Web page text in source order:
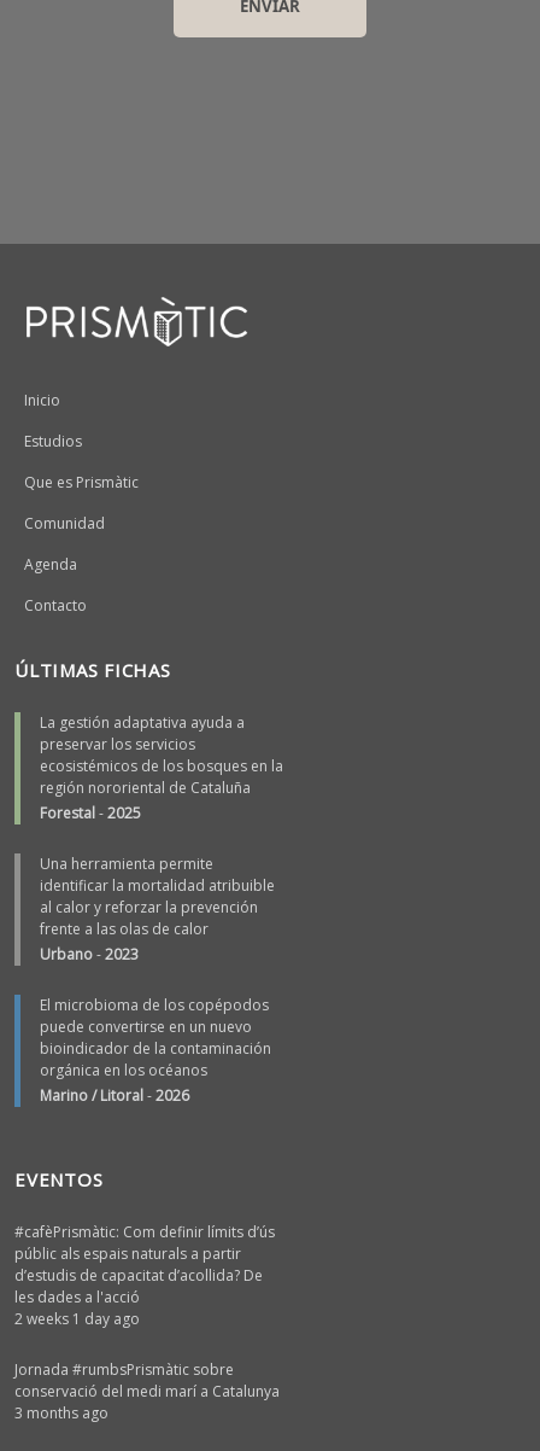
Peu
Inicio
Estudios
Que es Prismàtic
Comunidad
Agenda
Contacto
ÚLTIMAS FICHAS
La gestión adaptativa ayuda a
preservar los servicios
ecosistémicos de los bosques en la
región nororiental de Cataluña
Forestal-2025
Una herramienta permite
identificar la mortalidad atribuible
al calor y reforzar la prevención
frente a las olas de calor
Urbano-2023
El microbioma de los copépodos
puede convertirse en un nuevo
bioindicador de la contaminación
orgánica en los océanos
Marino / Litoral-2026
EVENTOS
#cafèPrismàtic: Com definir límits d’ús
públic als espais naturals a partir
d’estudis de capacitat d’acollida? De
les dades a l'acció
2 weeks 1 day ago
Jornada #rumbsPrismàtic sobre
conservació del medi marí a Catalunya
3 months ago